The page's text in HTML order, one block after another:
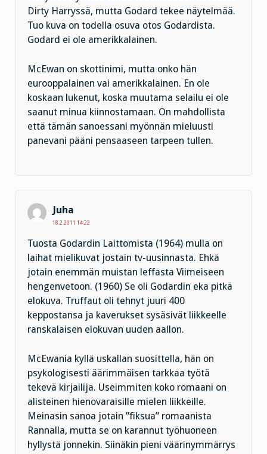
Dirty Harryssä, mutta Godard tekee näytelmää.
Tuo kuva on todella osuva otos Godardista.
Godard ei ole amerikkalainen.
McEwan on skottinimi, mutta onko hän
eurooppalainen vai amerikkalainen. En ole
koskaan lukenut, koska muutama selailu ei ole
saanut minua kiinnostamaan. On mahdollista
että tämän sanoessani myönnän mieluusti
panevani pääni pensaaseen tarpeen tullen.
Juha
18.2.2011 14:22
Tuosta Godardin Laittomista (1964) mulla on
laihat mielikuvat jostain tv-uusinnasta. Ehkä
jotain enemmän muistan leffasta Viimeiseen
hengenvetoon. (1960) Se oli Godardin eka pitkä
elokuva. Truffaut oli tehnyt juuri 400
keppostansa ja kaverukset sysäsivät liikkeelle
ranskalaisen elokuvan uuden aallon.
McEwania kyllä uskallan suosittella, hän on
psykologisesti äärimmäisen tarkkaa työtä
tekevä kirjailija. Useimmiten koko romaani on
alisteinen hienovaraisille mielen liikkeille.
Meinasin sanoa jotain ”fiksua” romaanista
Rannalla, mutta se on karannut työhuoneen
hyllystä jonnekin. Siinäkin pieni väärinymmärrys